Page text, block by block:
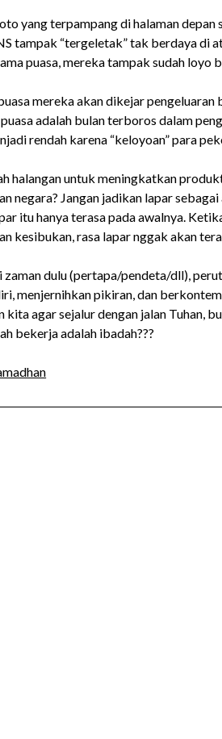
yang terpampang di halaman
tampak “tergeletak” tak berdaya di
puasa, mereka tampak sudah loyo
mereka akan dikejar
adalah bulan terboros dalam
rendah karena “keloyoan” para
halangan untuk meningkatkan
negara? Jangan jadikan lapar
itu hanya terasa pada awalnya.
kesibukan, rasa lapar nggak akan
zaman dulu (pertapa/pendeta/dll),
menjernihkan pikiran, dan
agar sejalur dengan jalan Tuhan,
bekerja adalah ibadah???